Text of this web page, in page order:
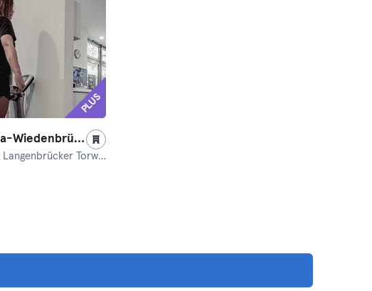
PLUS
Terra Sports Rheda-Wiedenbrück
Langenbrücker Torwall 2